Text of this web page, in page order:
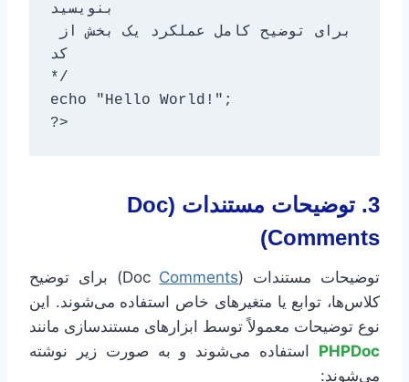
بنویسید
کد
*/
echo "Hello World!";
?>
3. توضیحات مستندات (Doc
Comments)
توضیحات مستندات (DocComments
) برای توضیح
کلاس‌ها، توابع یا متغیرهای خاص استفاده می‌شوند. این
نوع توضیحات معمولاً توسط ابزارهای مستندسازی مانند
PHPDoc استفاده می‌شوند و به صورت زیر نوشته
می‌شوند: